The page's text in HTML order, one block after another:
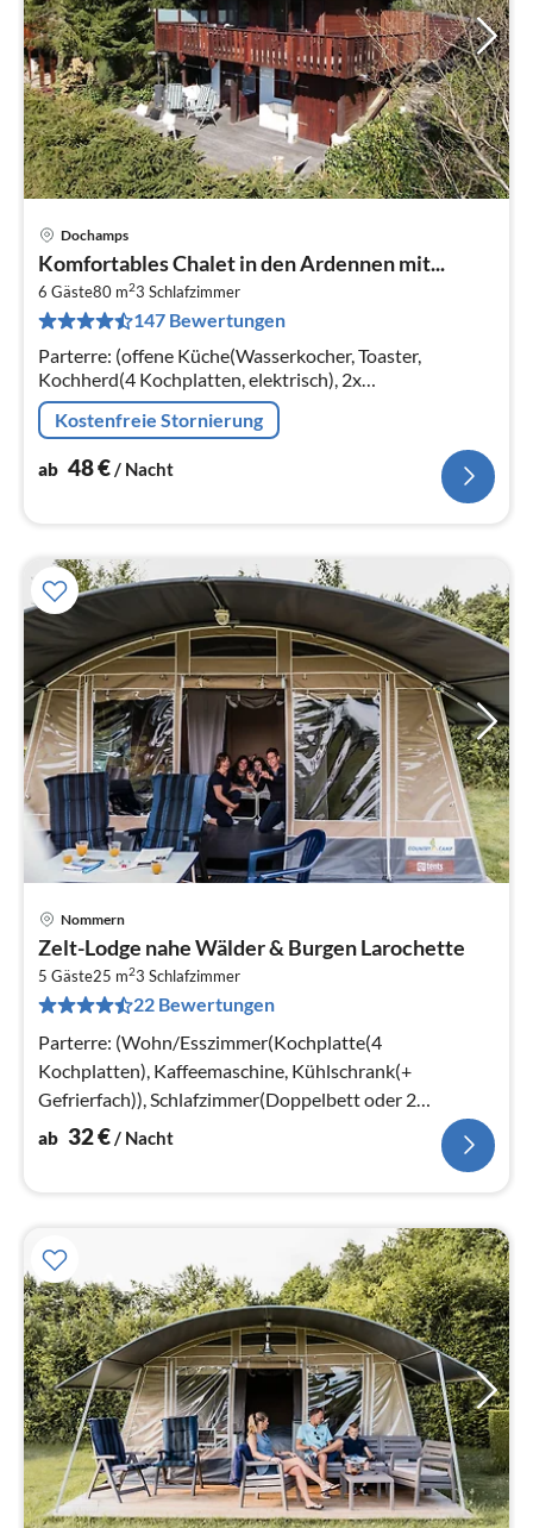
Dochamps
Komfortables Chalet in den Ardennen mit...
6 Gäste80 m23 Schlafzimmer
147 Bewertungen
Parterre: (offene Küche(Wasserkocher, Toaster,
Kochherd(4 Kochplatten, elektrisch), 2x
Kaffeemaschine(cups, Filter), Kombi-Mikrowelle,
Spülmaschine, Kühlschrank(+ Gefrierfach))
Kostenfreie Stornierung
ab 48€/ Nacht
Nommern
Zelt-Lodge nahe Wälder & Burgen Larochette
5 Gäste25 m23 Schlafzimmer
22 Bewertungen
Parterre: (Wohn/Esszimmer(Kochplatte(4
Kochplatten), Kaffeemaschine, Kühlschrank(+
Gefrierfach)), Schlafzimmer(Doppelbett oder 2
Einzelbetten)
ab 32€/ Nacht